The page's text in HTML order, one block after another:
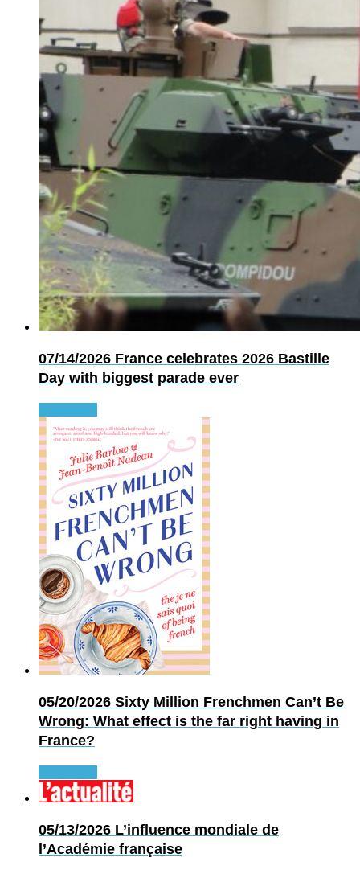
07/14/2026 France celebrates 2026 Bastille
Day with biggest parade ever
05/20/2026 Sixty Million Frenchmen Can’t Be
Wrong: What effect is the far right having in
France?
05/13/2026 L’influence mondiale de
l’Académie française